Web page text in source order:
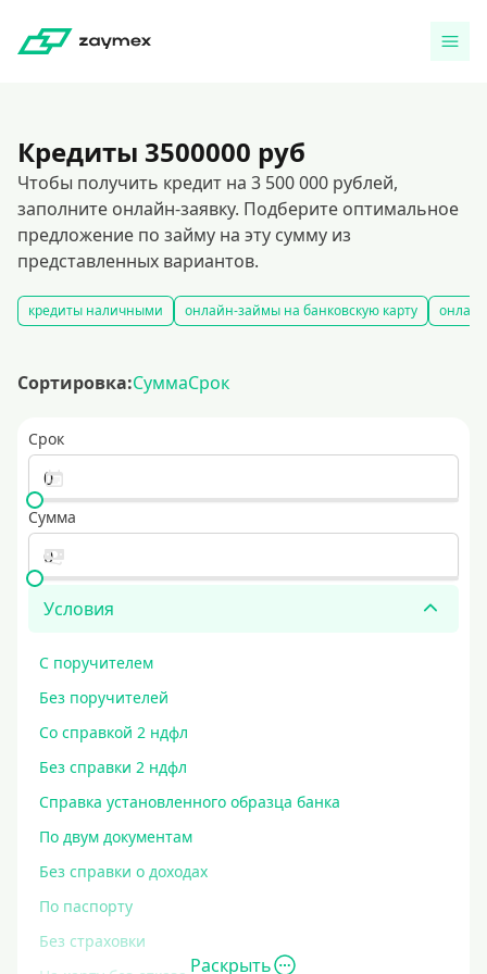
Кредиты 3500000 руб
Чтобы получить кредит на 3 500 000 рублей,
заполните онлайн-заявку. Подберите оптимальное
предложение по займу на эту сумму из
представленных вариантов.
кредиты наличными онлайн-займы на банковскую карту
Сортировка:СуммаСрок
Срок
Сумма
Условия
С поручителем
Без поручителей
Со справкой 2 ндфл
Без справки 2 ндфл
Справка установленного образца банка
По двум документам
Без справки о доходах
По паспорту
Без страховки
Раскрыть